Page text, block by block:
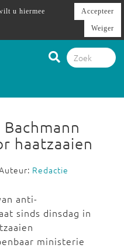
haatzaaien
Redactie
anti-
sinds dinsdag in
ministerie
u hiermee
Accepteer
Weiger